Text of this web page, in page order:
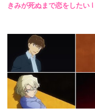
きみが死ぬまで恋をしたい